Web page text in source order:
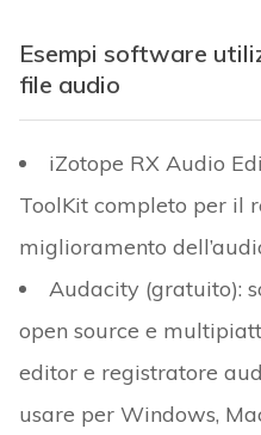
Esempi software
file audio
iZotope RX Audio
ToolKit completo per il
miglioramento
Audacity (gratuito):
open source e
editor e registratore
usare per Windows,